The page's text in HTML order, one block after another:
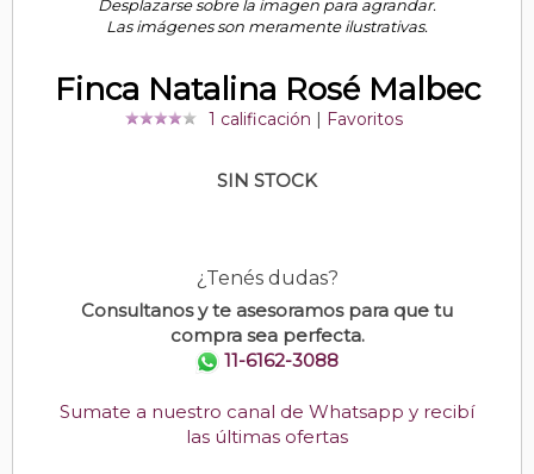
Desplazarse sobre la imagen para agrandar.
Las imágenes son meramente ilustrativas.
Finca Natalina Rosé Malbec
1 calificación Favoritos
SIN STOCK
¿Tenés dudas?
Consultanos y te asesoramos para que tu
compra sea perfecta.
11-6162-3088
Sumate a nuestro canal de Whatsapp y recibí
las últimas ofertas